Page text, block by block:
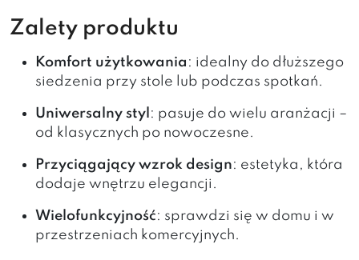
Zalety produktu
Komfort użytkowania : idealny do dłuższego
siedzenia przy stole lub podczas spotkań.
Uniwersalny styl : pasuje do wielu aranżacji –
od klasycznych po nowoczesne.
Przyciągający wzrok design: estetyka, która
dodaje wnętrzu elegancji.
Wielofunkcyjność: sprawdzi się w domu i w
przestrzeniach komercyjnych.